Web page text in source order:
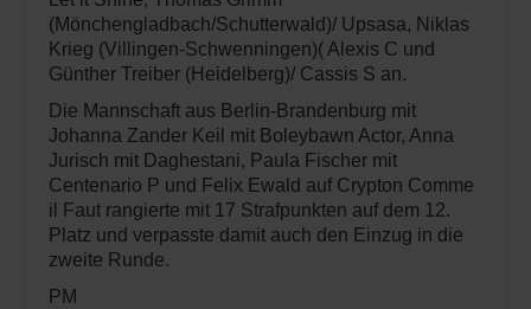
(Mönchengladbach/Schutterwald)/ Upsasa, Niklas
Krieg (Villingen-Schwenningen)( Alexis C und
Günther Treiber (Heidelberg)/ Cassis S an.
Die Mannschaft aus Berlin-Brandenburg mit
Johanna Zander Keil mit Boleybawn Actor, Anna
Jurisch mit Daghestani, Paula Fischer mit
Centenario P und Felix Ewald auf Crypton Comme
il Faut rangierte mit 17 Strafpunkten auf dem 12.
Platz und verpasste damit auch den Einzug in die
zweite Runde.
PM